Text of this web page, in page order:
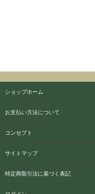
ショップホーム
お支払い方法について
コンセプト
サイトマップ
特定商取引法に基づく表記